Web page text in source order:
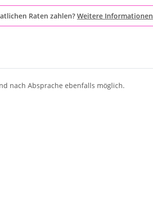
Raten zahlen? Weitere Informationen
nach Absprache ebenfalls möglich.